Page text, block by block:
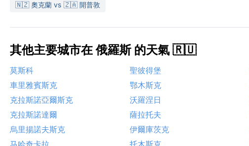
🇳🇿 奧克蘭 vs 🇿🇦 開普敦
其他主要城市在 俄羅斯 的天氣 🇷🇺
莫斯科 聖彼得堡
車里雅賓斯克
鄂木斯克
克拉斯諾亞爾斯克
沃羅涅日
克拉斯諾達爾
薩拉托夫
烏里揚諾夫斯克
伊爾庫茨克